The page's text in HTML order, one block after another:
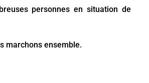
personnes en situation de
marchons ensemble.